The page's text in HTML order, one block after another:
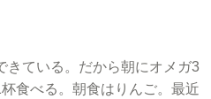
きている。だから朝にオメガ3
食べる。 朝食はりんご。最近